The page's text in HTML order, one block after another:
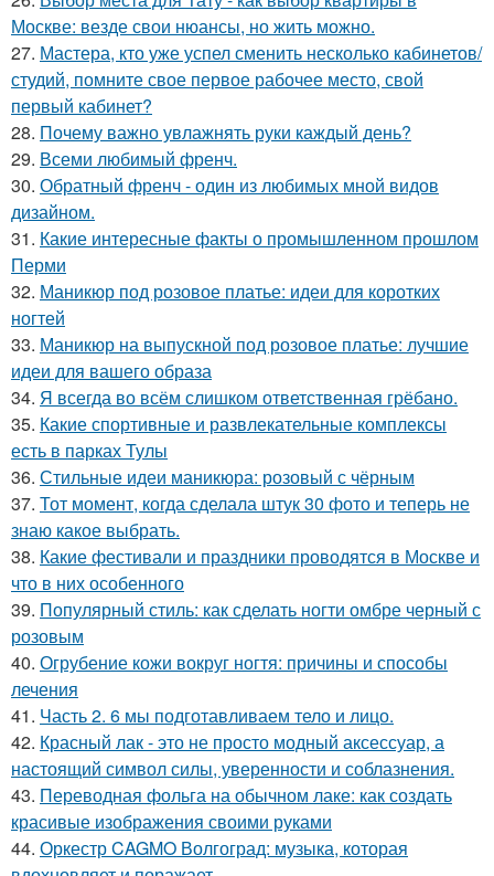
Москве: везде свои нюансы, но жить можно.
27. Мастера, кто уже успел сменить несколько кабинетов/
студий, помните свое первое рабочее место, свой
первый кабинет?
28. Почему важно увлажнять руки каждый день?
29. Всеми любимый френч.
30. Обратный френч - один из любимых мной видов
дизайном.
31. Какие интересные факты о промышленном прошлом
Перми
32. Маникюр под розовое платье: идеи для коротких
ногтей
33. Маникюр на выпускной под розовое платье: лучшие
идеи для вашего образа
34. Я всегда во всём слишком ответственная грёбано.
35. Какие спортивные и развлекательные комплексы
есть в парках Тулы
36. Стильные идеи маникюра: розовый с чёрным
37. Тот момент, когда сделала штук 30 фото и теперь не
знаю какое выбрать.
38. Какие фестивали и праздники проводятся в Москве и
что в них особенного
39. Популярный стиль: как сделать ногти омбре черный с
розовым
40. Огрубение кожи вокруг ногтя: причины и способы
лечения
41. Часть 2. 6 мы подготавливаем тело и лицо.
42. Красный лак - это не просто модный аксессуар, а
настоящий символ силы, уверенности и соблазнения.
43. Переводная фольга на обычном лаке: как создать
красивые изображения своими руками
44. Оркестр CAGMO Волгоград: музыка, которая